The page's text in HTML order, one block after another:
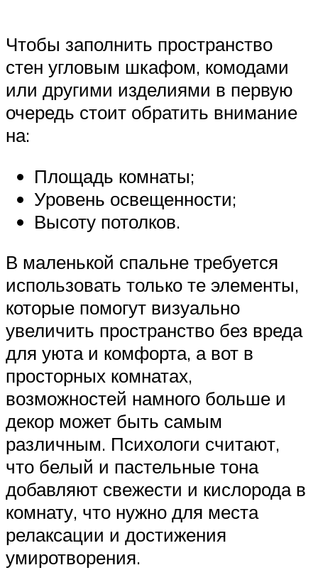
Чтобы заполнить пространство
стен угловым шкафом, комодами
или другими изделиями в первую
очередь стоит обратить внимание
на:
Площадь комнаты;
Уровень освещенности;
Высоту потолков.
В маленькой спальне требуется
использовать только те элементы,
которые помогут визуально
увеличить пространство без вреда
для уюта и комфорта, а вот в
просторных комнатах,
возможностей намного больше и
декор может быть самым
различным. Психологи считают,
что белый и пастельные тона
добавляют свежести и кислорода в
комнату, что нужно для места
релаксации и достижения
умиротворения.